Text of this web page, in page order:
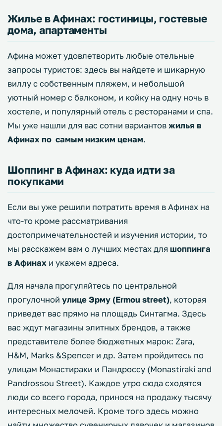
Жилье в Афинах: гостиницы, гостевые
дома, апартаменты
Афина может удовлетворить любые отельные
запросы туристов: здесь вы найдете и шикарную
виллу с собственным пляжем, и небольшой
уютный номер с балконом, и койку на одну ночь в
хостеле, и популярный отель с ресторанами и спа.
Мы уже нашли для вас сотни вариантов жилья в
Афинах по самым низким ценам.
Шоппинг в Афинах: куда идти за
покупками
Если вы уже решили потратить время в Афинах на
что-то кроме рассматривания
достопримечательностей и изучения истории, то
мы расскажем вам о лучших местах для шоппинга
в Афинах и укажем адреса.
Для начала прогуляйтесь по центральной
прогулочной улице Эрму (Ermou street), которая
приведет вас прямо на площадь Синтагма. Здесь
вас ждут магазины элитных брендов, а также
представителе более бюджетных марок: Zara,
H&M, Marks &Spencer и др. Затем пройдитесь по
улицам Монастираки и Пандроссу (Monastiraki and
Pandrossou Street). Каждое утро сюда сходятся
люди со всего города, принося на продажу тысячу
интересных мелочей. Кроме того здесь можно